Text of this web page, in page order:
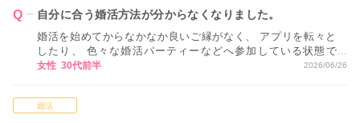
自分に合う婚活方法が分からなくなりました。
婚活を始めてからなかなか良いご縁がなく、 アプリを転々と
したり、 色々な婚活パーティーなどへ参加している状態で
す。 ただ、正直なところ、 どれが自分に合っているかが分か
りがたいです。
女性 30代前半 2026/06/26
婚活